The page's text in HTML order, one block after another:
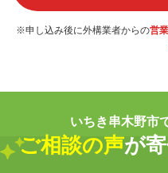
※申し込み後に外構業者からの営
いちき串木野市
ご相談の声が